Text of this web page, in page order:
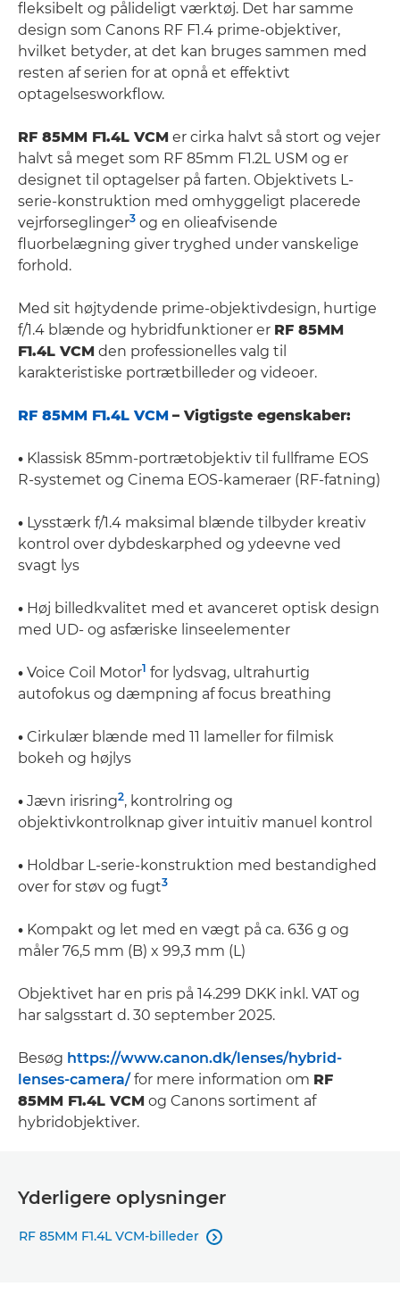
fleksibelt og pålideligt værktøj. Det har samme
design som Canons RF F1.4 prime-objektiver,
hvilket betyder, at det kan bruges sammen med
resten af serien for at opnå et effektivt
optagelsesworkflow.
RF 85MM F1.4L VCM er cirka halvt så stort og vejer
halvt så meget som RF 85mm F1.2L USM og er
designet til optagelser på farten. Objektivets L-
serie-konstruktion med omhyggeligt placerede
vejrforseglinger3 og en olieafvisende
fluorbelægning giver tryghed under vanskelige
forhold.
Med sit højtydende prime-objektivdesign, hurtige
f/1.4 blænde og hybridfunktioner er RF 85MM
F1.4L VCM den professionelles valg til
karakteristiske portrætbilleder og videoer.
RF 85MM F1.4L VCM – Vigtigste egenskaber:
• Klassisk 85mm-portrætobjektiv til fullframe EOS
R-systemet og Cinema EOS-kameraer (RF-fatning)
• Lysstærk f/1.4 maksimal blænde tilbyder kreativ
kontrol over dybdeskarphed og ydeevne ved
svagt lys
• Høj billedkvalitet med et avanceret optisk design
med UD- og asfæriske linseelementer
• Voice Coil Motor1 for lydsvag, ultrahurtig
autofokus og dæmpning af focus breathing
• Cirkulær blænde med 11 lameller for filmisk
bokeh og højlys
• Jævn irisring2, kontrolring og
objektivkontrolknap giver intuitiv manuel kontrol
• Holdbar L-serie-konstruktion med bestandighed
over for støv og fugt3
• Kompakt og let med en vægt på ca. 636 g og
måler 76,5 mm (B) x 99,3 mm (L)
Objektivet har en pris på 14.299 DKK inkl. VAT og
har salgsstart d. 30 september 2025.
Besøg https://www.canon.dk/lenses/hybrid-
lenses-camera/for mere information om RF
85MM F1.4L VCM og Canons sortiment af
hybridobjektiver.
Yderligere oplysninger
RF 85MM F1.4L VCM-billeder 